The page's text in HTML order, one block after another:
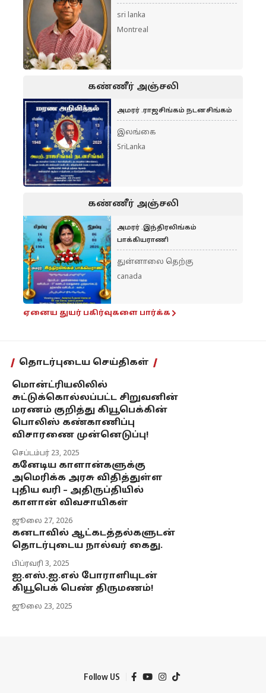
sri lanka
Montreal
கண்ணீர் அஞ்சலி
அமரர் .ராஜசிங்கம் நடனசிங்கம்
இலங்கை
SriLanka
கண்ணீர் அஞ்சலி
அமரர் .இந்திரலிங்கம்
பாக்கியராணி
துன்னாலை தெற்கு
canada
ஏனைய துயர் பகிர்வுகளை பார்க்க
தொடர்புடைய செய்திகள்
மொன்ட்ரியலிலில்
சுட்டுக்கொல்லப்பட்ட சிறுவனின்
மரணம் குறித்து கியூபெக்கின்
பொலிஸ் கண்காணிப்பு
விசாரணை முன்னெடுப்பு!
செப்டம்பர் 23, 2025
கனேடிய காளான்களுக்கு
அமெரிக்க அரசு விதித்துள்ள
புதிய வரி – அதிருப்தியில்
காளான் விவசாயிகள்
ஜூலை 27, 2026
கனடாவில் ஆட்கடத்தல்களுடன்
தொடர்புடைய நால்வர் கைது.
பிப்ரவரி 3, 2025
ஐ.எஸ்.ஐ.எல் போராளியுடன்
கியூபெக் பெண் திருமணம்!
ஜூலை 23, 2025
Follow US